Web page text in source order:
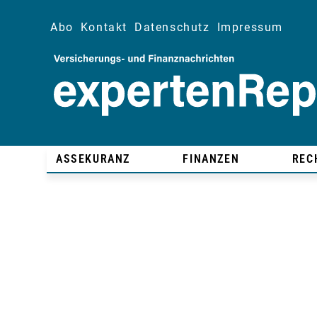
Abo Kontakt Datenschutz Impressum
ASSEKURANZ FINANZEN